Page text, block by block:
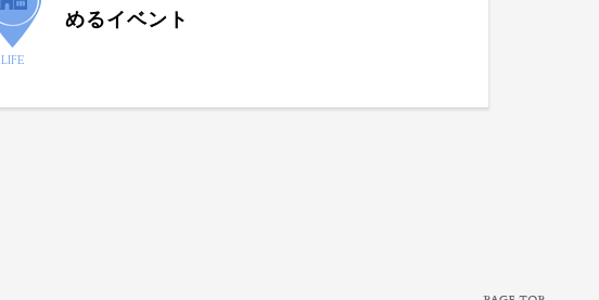
LIFE
めるイベント